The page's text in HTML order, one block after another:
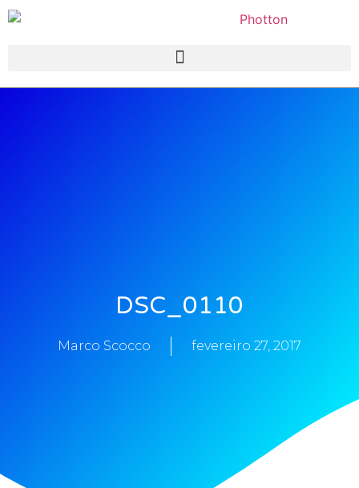
DSC_0110
Marco Scocco fevereiro 27, 2017